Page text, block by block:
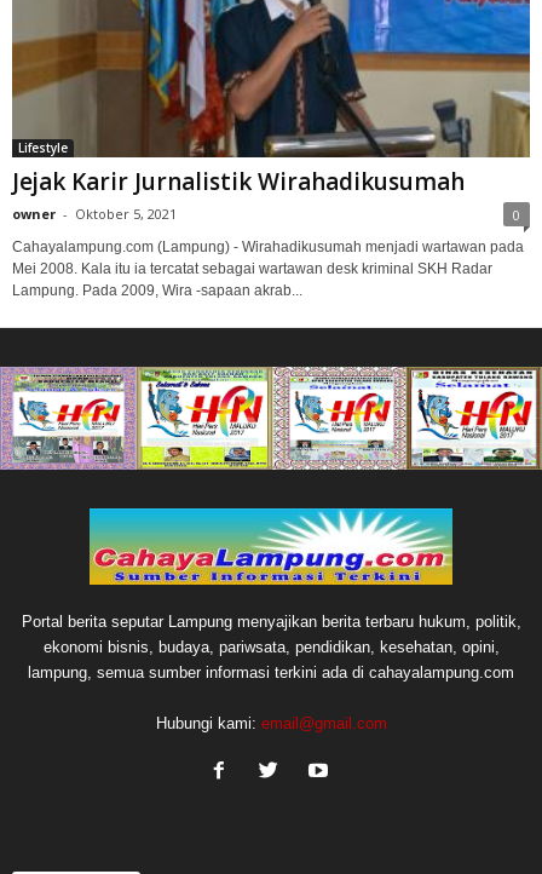
Lifestyle
Jejak Karir Jurnalistik Wirahadikusumah
owner - Oktober 5, 2021 0
Cahayalampung.com (Lampung) - Wirahadikusumah menjadi wartawan pada
Mei 2008. Kala itu ia tercatat sebagai wartawan desk kriminal SKH Radar
Lampung. Pada 2009, Wira -sapaan akrab...
Portal berita seputar Lampung menyajikan berita terbaru hukum, politik,
ekonomi bisnis, budaya, pariwsata, pendidikan, kesehatan, opini,
lampung, semua sumber informasi terkini ada di cahayalampung.com
Hubungi kami: email@gmail.com